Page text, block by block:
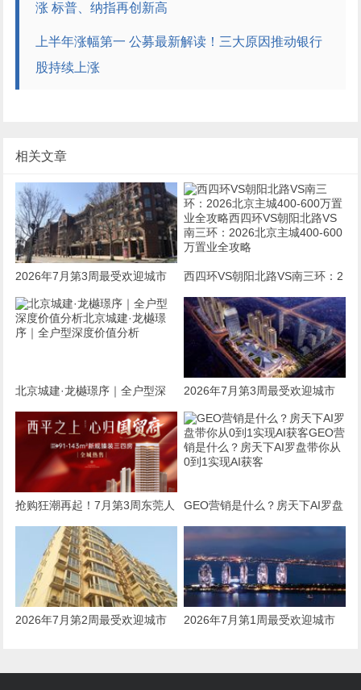
涨 标普、纳指再创新高
上半年涨幅第一 公募最新解读！三大原因推动银行
股持续上涨
相关文章
2026年7月第3周最受欢迎城市
排名——天津位居全国第52026
年7月第3周最受欢迎城市排名
西四环VS朝阳北路VS南三环：2
026北京主城400-600万置业全
攻略西四环VS朝阳北路VS南三
环：2026北京主城400-600万置
业全攻略
北京城建·龙樾璟序｜全户型深
度价值分析北京城建·龙樾璟序
｜全户型深度价值分析
2026年7月第3周最受欢迎城市
排名——昆明位居全国第24202
6年7月第3周最受欢迎城市排名
——昆明位居全国第24
抢购狂潮再起！7月第3周东莞人
气楼盘榜单揭晓购房新热点！抢
购狂潮再起！7月第3周东莞人气
楼盘榜单揭晓购房新热点！
GEO营销是什么？房天下AI罗盘
带你从0到1实现AI获客GEO营销
是什么？房天下AI罗盘带你从0
到1实现AI获客
2026年7月第2周最受欢迎城市
26年7月第2周最受欢迎城市排名
2026年7月第1周最受欢迎城市
6年7月第1周最受欢迎城市排名